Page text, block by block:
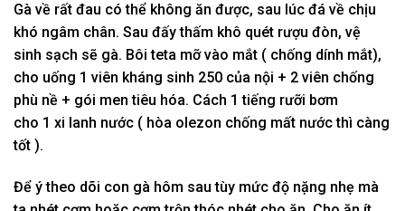
Gà về rất đau có thể không ăn được, sau lúc đá về chịu
khó ngâm chân. Sau đấythấm khô quét rượu đòn, vệ
sinh sạch sẽ gà. Bôi teta mỡ vào mắt ( chống dính mắt),
cho uống 1 viên kháng sinh 250 của nội + 2 viên chống
phù nề + gói men tiêu hóa. Cách 1 tiếng rưỡi bơm
cho 1 xi lanh nước ( hòa olezon chống mất nước thì càng
tốt ).
Để ýtheo dõi con gà hôm sau tùy mức độ nặng nhẹ mà